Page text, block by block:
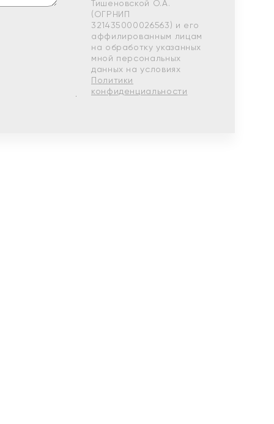
Тишеновской О.А.
(ОГРНИП
321435000026563) и его
аффилированным лицам
на обработку указанных
мной персональных
данных на условиях
Политики
конфиденциальности